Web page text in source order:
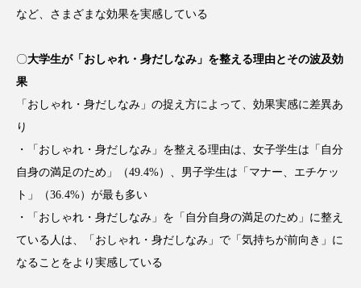
クルエルティフリー クレンジング
クローズアップ ケーススタディ
コグニティブヘルス
コネクテッド・ビューティ コミュニケーション
コルチゾール サステナビリティ
など、さまざまな効果を実感している
〇大学生が「おしゃれ・身だしなみ」を整える理由とその波及効
果
「おしゃれ・身だしなみ」の捉え方によって、効果実感に差異あ
り
・「おしゃれ・身だしなみ」を整える理由は、女子学生は「自分
自身の満足のため」（49.4%）、男子学生は「マナー、エチケッ
ト」（36.4%）が最も多い
・「おしゃれ・身だしなみ」を「自分自身の満足のため」に整え
ている人は、「おしゃれ・身だしなみ」で「気持ちが前向き」に
なることをより実感している